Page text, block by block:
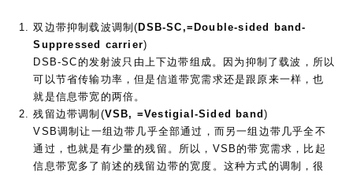
双边带抑制载波调制( DSB-SC,=Double-sided band-
Suppressed carrier)
DSB-SC的发射波只由上下边带组成。因为抑制了载波，所以
可以节省传输功率，但是信道带宽需求还是跟原来一样，也
就是信息带宽的两倍。
残留边带调制(VSB, =Vestigial-Sided band)
VSB调制让一组边带几乎全部通过，而另一组边带几乎全不
通过，也就是有少量的残留。所以，VSB的带宽需求，比起
信息带宽多了前述的残留边带的宽度。这种方式的调制，很